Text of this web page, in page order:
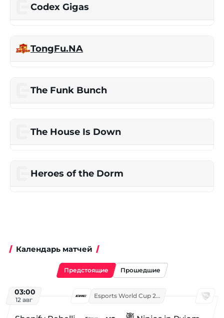
Codex Gigas
TongFu.NA
The Funk Bunch
The House Is Down
Heroes of the Dorm
Календарь матчей
Предстоящие Прошедшие
03:00
12 авг
Esports World Cup 2026